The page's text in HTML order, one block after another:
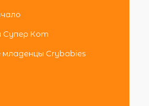
Супер Кот
Crybabies